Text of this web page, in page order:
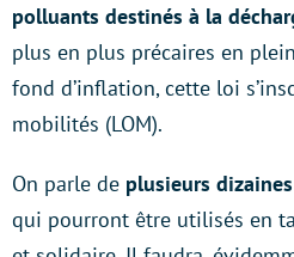
polluants destinés à la
plus en plus précaires en
fond d’inflation, cette loi
mobilités (LOM).
On parle de plusieurs
qui pourront être utilisés en